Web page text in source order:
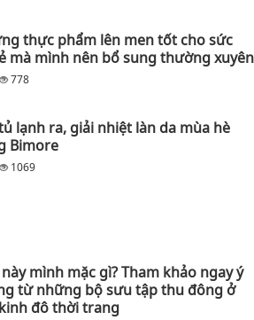
thực phẩm lên men tốt cho sức
mà mình nên bổ sung thường xuyên
778
lạnh ra, giải nhiệt làn da mùa hè
Bimore
1069
mình mặc gì? Tham khảo ngay ý
từ những bộ sưu tập thu đông ở
đô thời trang